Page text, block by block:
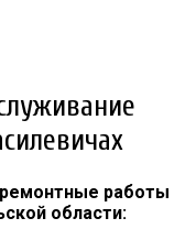
работы
области: